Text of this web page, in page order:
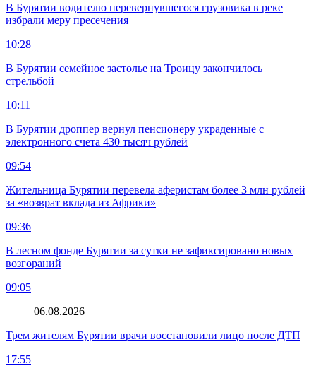
В Бурятии водителю перевернувшегося грузовика в реке
избрали меру пресечения
10:28
В Бурятии семейное застолье на Троицу закончилось
стрельбой
10:11
В Бурятии дроппер вернул пенсионеру украденные с
электронного счета 430 тысяч рублей
09:54
Жительница Бурятии перевела аферистам более 3 млн рублей
за «возврат вклада из Африки»
09:36
В лесном фонде Бурятии за сутки не зафиксировано новых
возгораний
09:05
06.08.2026
Трем жителям Бурятии врачи восстановили лицо после ДТП
17:55